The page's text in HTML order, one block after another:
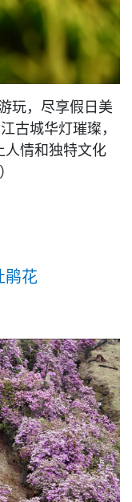
玩，尽享假日美
古城华灯璀璨，
人情和独特文化
鹃花